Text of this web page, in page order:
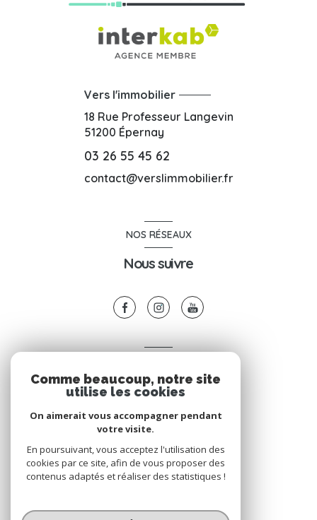
Vers l'immobilier
18 Rue Professeur Langevin
51200 Épernay
03 26 55 45 62
contact@verslimmobilier.fr
NOS RÉSEAUX
Nous suivre
Espace propriétaire
Comme beaucoup, notre site
utilise les cookies
On aimerait vous accompagner pendant
votre visite.
En poursuivant, vous acceptez l'utilisation des
cookies par ce site, afin de vous proposer des
contenus adaptés et réaliser des statistiques !